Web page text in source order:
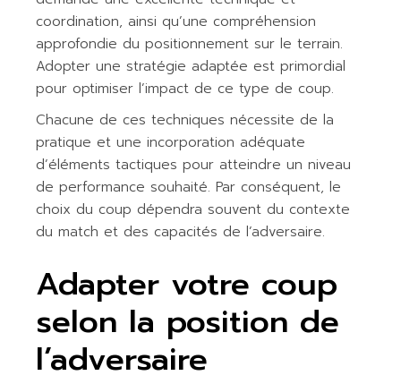
coordination, ainsi qu’une compréhension
approfondie du positionnement sur le terrain.
Adopter une stratégie adaptée est primordial
pour optimiser l’impact de ce type de coup.
Chacune de ces techniques nécessite de la
pratique et une incorporation adéquate
d’éléments tactiques pour atteindre un niveau
de performance souhaité. Par conséquent, le
choix du coup dépendra souvent du contexte
du match et des capacités de l’adversaire.
Adapter votre coup
selon la position de
l’adversaire